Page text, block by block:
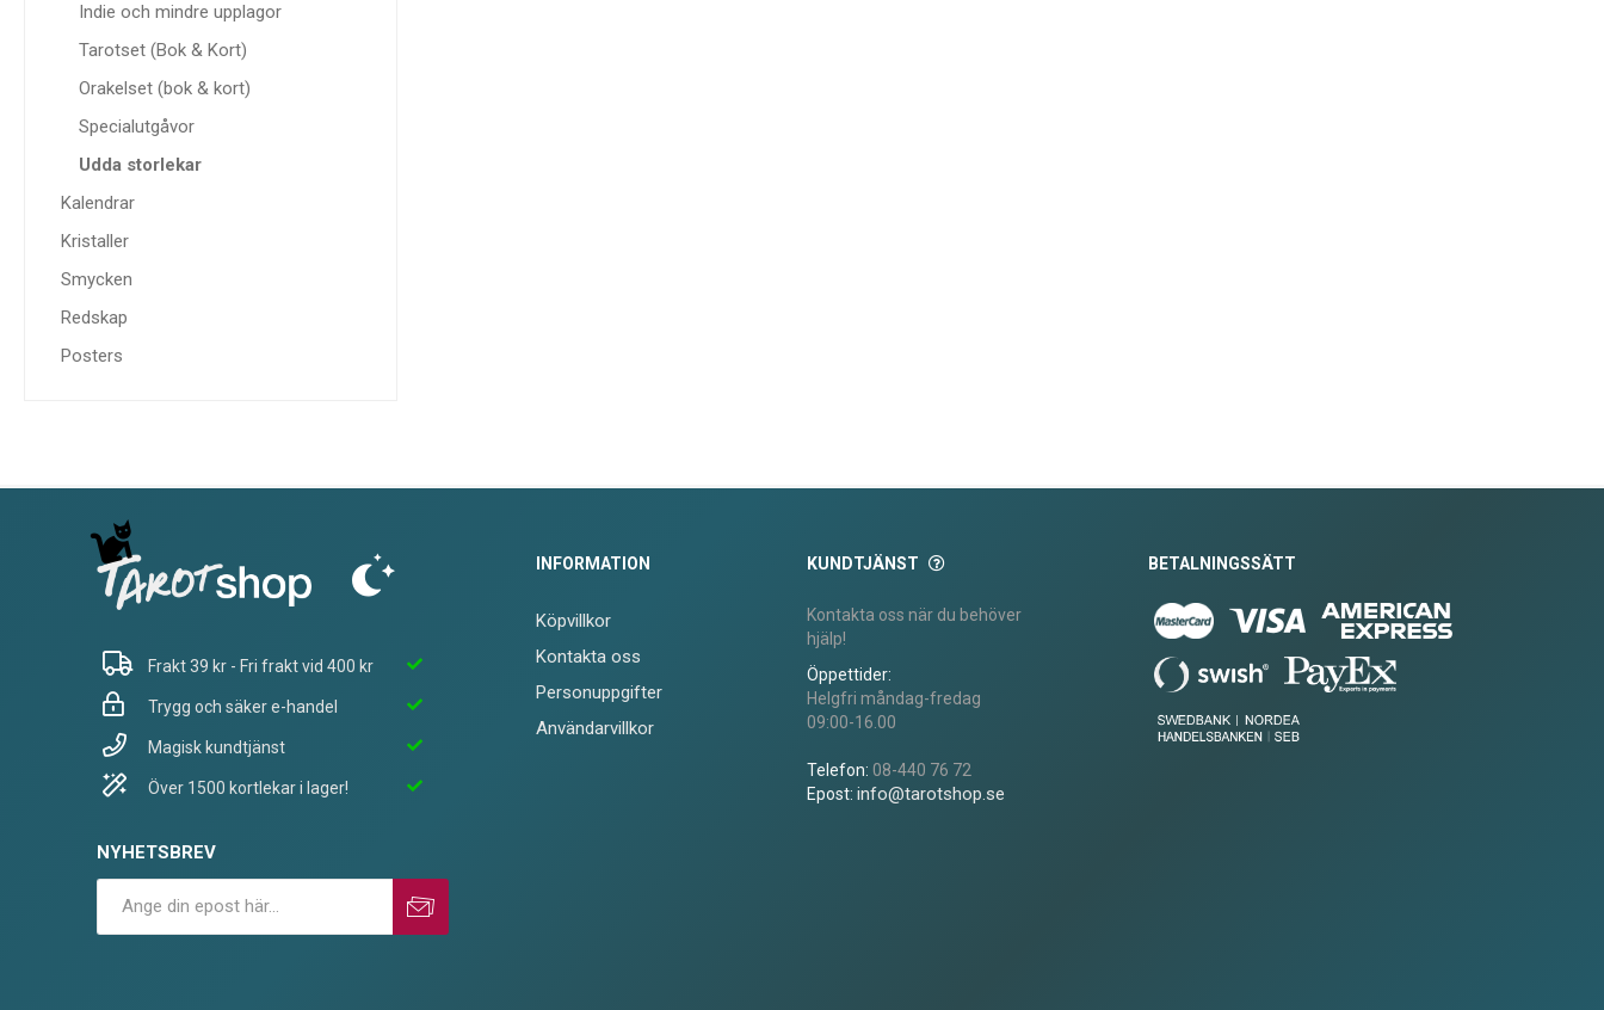
Indie och mindre upplagor
Tarotset (Bok & Kort)
Orakelset (bok & kort)
Specialutgåvor
Udda storlekar
Kalendrar
Kristaller
Smycken
Redskap
Posters
Frakt 39 kr - Fri frakt vid 400 kr
Trygg och säker e-handel
Magisk kundtjänst
Över 1500 kortlekar i lager!
NYHETSBREV
INFORMATION
Köpvillkor
Kontakta oss
Personuppgifter
Användarvillkor
KUNDTJÄNST
Kontakta oss när du behöver
hjälp!
Öppettider:
Helgfri måndag-fredag
09:00-16.00
Telefon: 08-440 76 72
Epost: info@tarotshop.se
BETALNINGSSÄTT